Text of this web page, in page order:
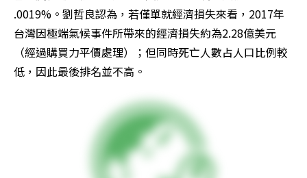
.0019%。劉哲良認為，若僅單就經濟損失來看，2017年
台灣因極端氣候事件所帶來的經濟損失約為2.28億美元
（經過購買力平價處理）；但同時死亡人數占人口比例較
低，因此最後排名並不高。